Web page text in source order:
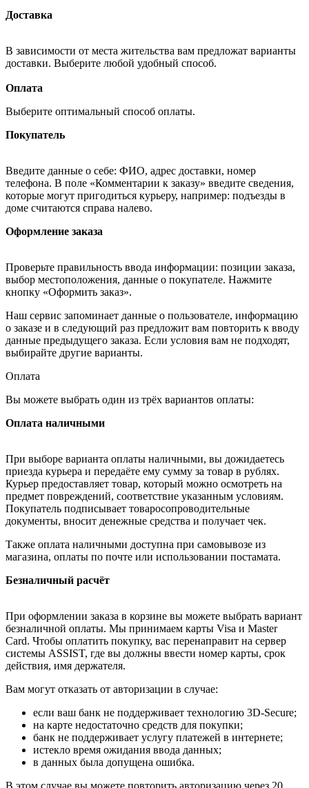
Доставка
В зависимости от места жительства вам предложат варианты
доставки. Выберите любой удобный способ.
Оплата
Выберите оптимальный способ оплаты.
Покупатель
Введите данные о себе: ФИО, адрес доставки, номер
телефона. В поле «Комментарии к заказу» введите сведения,
которые могут пригодиться курьеру, например: подъезды в
доме считаются справа налево.
Оформление заказа
Проверьте правильность ввода информации: позиции заказа,
выбор местоположения, данные о покупателе. Нажмите
кнопку «Оформить заказ».
Наш сервис запоминает данные о пользователе, информацию
о заказе и в следующий раз предложит вам повторить к вводу
данные предыдущего заказа. Если условия вам не подходят,
выбирайте другие варианты.
Оплата
Вы можете выбрать один из трёх вариантов оплаты:
Оплата наличными
При выборе варианта оплаты наличными, вы дожидаетесь
приезда курьера и передаёте ему сумму за товар в рублях.
Курьер предоставляет товар, который можно осмотреть на
предмет повреждений, соответствие указанным условиям.
Покупатель подписывает товаросопроводительные
документы, вносит денежные средства и получает чек.
Также оплата наличными доступна при самовывозе из
магазина, оплаты по почте или использовании постамата.
Безналичный расчёт
При оформлении заказа в корзине вы можете выбрать вариант
безналичной оплаты. Мы принимаем карты Visa и Master
Card. Чтобы оплатить покупку, вас перенаправит на сервер
системы ASSIST, где вы должны ввести номер карты, срок
действия, имя держателя.
Вам могут отказать от авторизации в случае:
если ваш банк не поддерживает технологию 3D-Secure;
на карте недостаточно средств для покупки;
банк не поддерживает услугу платежей в интернете;
истекло время ожидания ввода данных;
в данных была допущена ошибка.
В этом случае вы можете повторить авторизацию через 20